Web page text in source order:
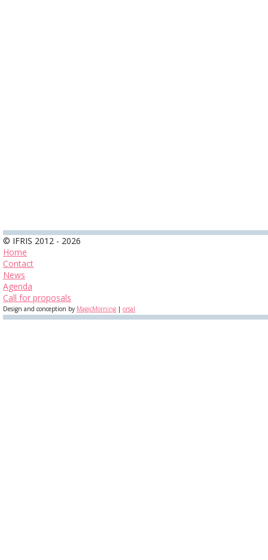
© IFRIS 2012 - 2026
Home
Contact
News
Agenda
Call for proposals
Design and conception by MagicMorning | orsal